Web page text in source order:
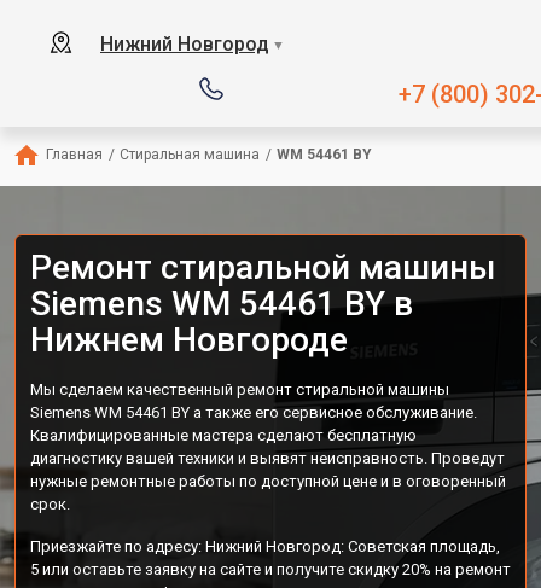
Нижний Новгород ▼
+7 (800)
Главная / Стиральная машина / WM 54461 BY
Ремонт стиральной машины
Siemens WM 54461 BY в
Нижнем Новгороде
Мы сделаем качественный ремонт стиральной машины
Siemens WM 54461 BY а также его сервисное обслуживание.
Квалифицированные мастера сделают бесплатную
диагностику вашей техники и выявят неисправность. Проведут
нужные ремонтные работы по доступной цене и в оговоренный
срок.
Приезжайте по адресу: Нижний Новгород: Советская площадь,
5 или оставьте заявку на сайте и получите скидку 20% на ремонт